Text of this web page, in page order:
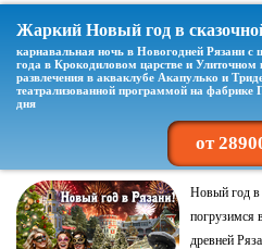
Жаркий Новый год в
карнавальная ночь в Новогодней Рязани
года в Крокодиловом царстве и Улиточном
развлечения в акваклубе Акапулько и
театрализованной программой на
дня
от
Новый год
погрузимся
древней